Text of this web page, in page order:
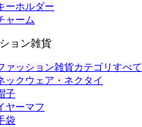
ーホルダー
ャーム
ョン雑貨
ァッション雑貨カテゴリすべて
ックウェア・ネクタイ
子
ヤーマフ
袋